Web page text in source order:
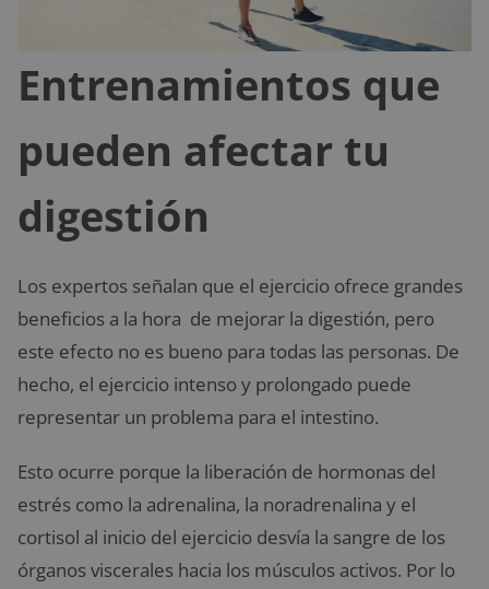
Entrenamientos que
pueden afectar tu
digestión
Los expertos señalan que el ejercicio ofrece grandes
beneficios a la hora de mejorar la digestión, pero
este efecto no es bueno para todas las personas. De
hecho, el ejercicio intenso y prolongado puede
representar un problema para el intestino.
Esto ocurre porque la liberación de hormonas del
estrés como la adrenalina, la noradrenalina y el
cortisol al inicio del ejercicio desvía la sangre de los
órganos viscerales hacia los músculos activos. Por lo